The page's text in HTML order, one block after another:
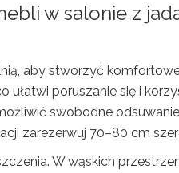
w salonie z
aby stworzyć
poruszanie się i
swobodne
zarezerwuj 70–80 cm
W wąskich